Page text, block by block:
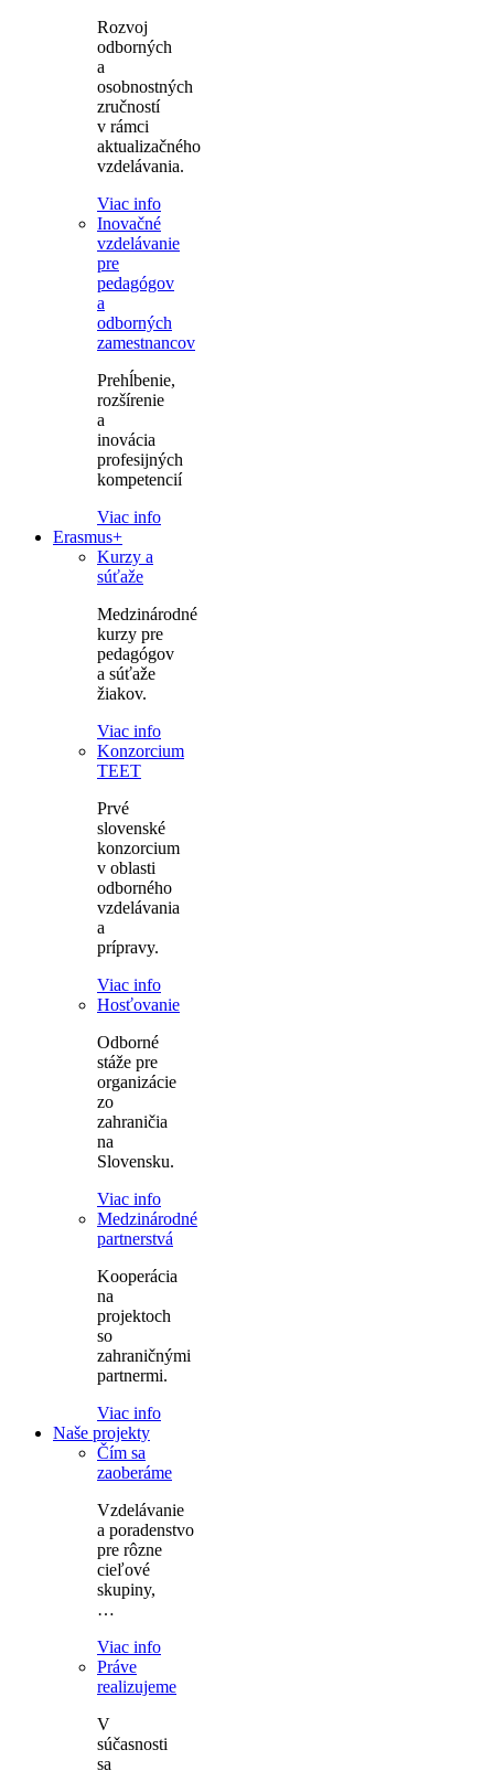
Rozvoj
odborných
a
osobnostných
zručností
v rámci
aktualizačného
vzdelávania.
Viac info
Inovačné
vzdelávanie
pre
pedagógov
a
odborných
zamestnancov
Prehĺbenie,
rozšírenie
a
inovácia
profesijných
kompetencií
Viac info
Erasmus+
Kurzy a
súťaže
Medzinárodné
kurzy pre
pedagógov
a súťaže
žiakov.
Viac info
Konzorcium
TEET
Prvé
slovenské
konzorcium
v oblasti
odborného
vzdelávania
a
prípravy.
Viac info
Hosťovanie
Odborné
stáže pre
organizácie
zo
zahraničia
na
Slovensku.
Viac info
Medzinárodné
partnerstvá
Kooperácia
na
projektoch
so
zahraničnými
partnermi.
Viac info
Naše projekty
Čím sa
zaoberáme
Vzdelávanie
a poradenstvo
pre rôzne
cieľové
skupiny,
…
Viac info
Práve
realizujeme
V
súčasnosti
sa